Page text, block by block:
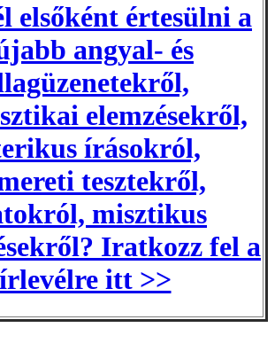
elsőként értesülni a
angyal- és
elemzésekről,
írásokról,
tesztekről,
misztikus
Iratkozz fel a
itt >>